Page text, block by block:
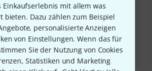
Einkaufserlebnis mit allem was
bieten. Dazu zählen zum Beispiel
personalisierte Anzeigen
von Einstellungen. Wenn das für
Sie der Nutzung von Cookies
Statistiken und Marketing